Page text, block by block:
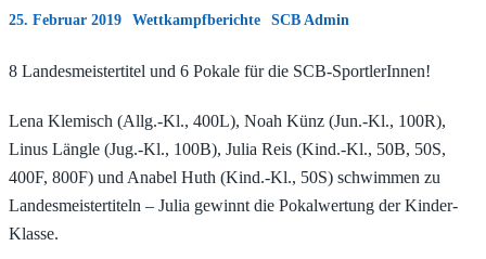
25. Februar 2019 Wettkampfberichte SCB Admin
8 Landesmeistertitel und 6 Pokale für die SCB-SportlerInnen!
Lena Klemisch (Allg.-Kl., 400L), Noah Künz (Jun.-Kl., 100R),
Linus Längle (Jug.-Kl., 100B), Julia Reis (Kind.-Kl., 50B, 50S,
400F, 800F) und Anabel Huth (Kind.-Kl., 50S) schwimmen zu
Landesmeistertiteln – Julia gewinnt die Pokalwertung der Kinder-
Klasse.